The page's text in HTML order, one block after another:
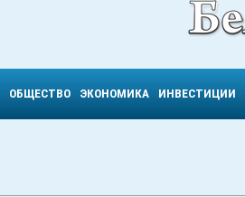
ОБЩЕСТВО ЭКОНОМИКА ИНВЕСТИЦИИ